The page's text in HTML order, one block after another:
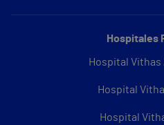
Hospitales
Hospital Vithas
Hospital
Hospital